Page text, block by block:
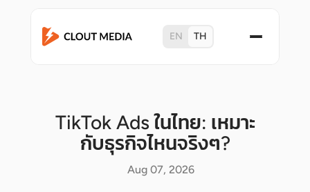
EN TH
TikTok Ads ในไทย: เหมาะ
กับธุรกิจไหนจริงๆ?
Aug 07, 2026